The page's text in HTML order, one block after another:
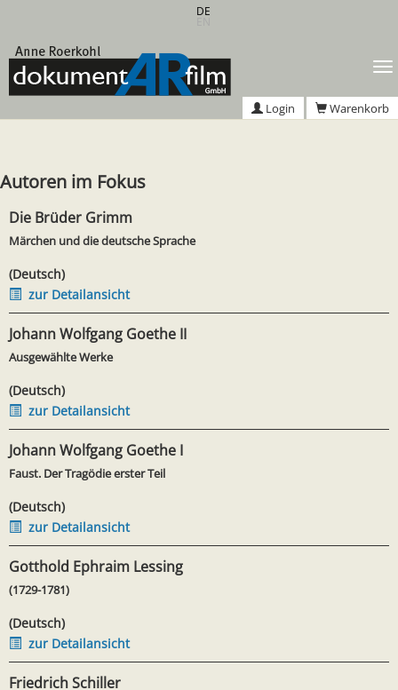
springen
DE
Login Warenkorb
Autoren im Fokus
Die Brüder Grimm
Märchen und die deutsche Sprache
(Deutsch)
zur Detailansicht
Johann Wolfgang Goethe II
Ausgewählte Werke
(Deutsch)
zur Detailansicht
Johann Wolfgang Goethe I
Faust. Der Tragödie erster Teil
(Deutsch)
zur Detailansicht
Gotthold Ephraim Lessing
(1729-1781)
(Deutsch)
zur Detailansicht
Friedrich Schiller